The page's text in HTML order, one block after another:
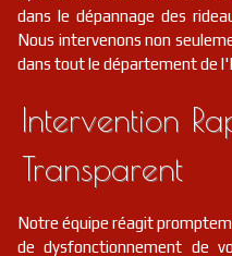
dans le dépannage des
Nous intervenons non
dans tout le département de
Intervention
Transparent
Notre équipe réagit
de dysfonctionnement de